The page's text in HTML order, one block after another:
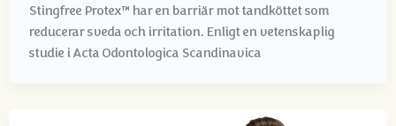
Stingfree Protex™ har en barriär mot tandköttet som
reducerar sveda och irritation. Enligt en vetenskaplig
studie i Acta Odontologica Scandinavica